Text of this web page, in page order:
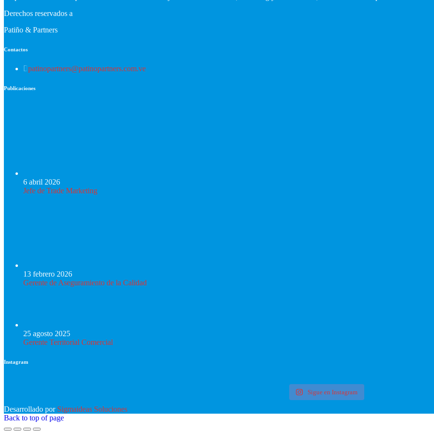
Derechos reservados a
Patiño & Partners
Contactos
patinopartners@patinopartners.com.ve
Publicaciones
6 abril 2026
Jefe de Trade Marketing
13 febrero 2026
Gerente de Aseguramiento de la Calidad
25 agosto 2025
Gerente Territorial Comercial
Instagram
Sigue en Instagram
Desarrollado por Sigmaideas Soluciones
Back to top of page